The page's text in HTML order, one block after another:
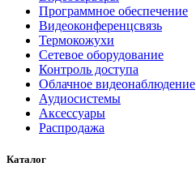
Программное обеспечение
Видеоконференцсвязь
Термокожухи
Сетевое оборудование
Контроль доступа
Облачное видеонаблюдение
Аудиосистемы
Аксессуары
Распродажа
Каталог